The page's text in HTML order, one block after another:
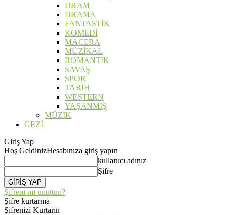
DRAM
DRAMA
FANTASTİK
KOMEDİ
MACERA
MÜZİKAL
ROMANTİK
SAVAŞ
SPOR
TARİH
WESTERN
YAŞANMIŞ
MÜZİK
GEZİ
Giriş Yap
Hoş GeldinizHesabınıza giriş yapın
kullanıcı adınız
Şifre
Şifreni mi unuttun?
Şifre kurtarma
Şifrenizi Kurtarın